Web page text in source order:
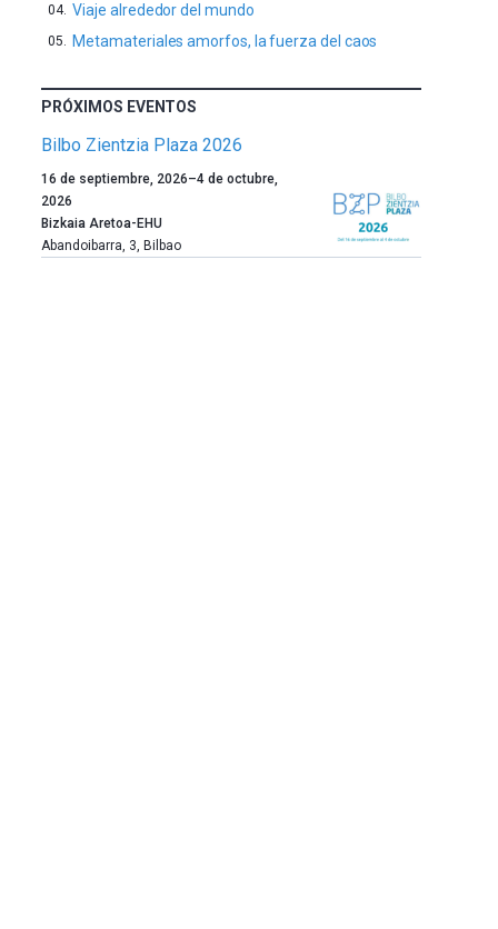
Viaje alrededor del mundo
Metamateriales amorfos, la fuerza del caos
PRÓXIMOS EVENTOS
Bilbo Zientzia Plaza 2026
Un
año
más,
Bilbao
16 de septiembre, 2026–4 de octubre,
2026
Bizkaia Aretoa-EHU
Abandoibarra, 3, Bilbao